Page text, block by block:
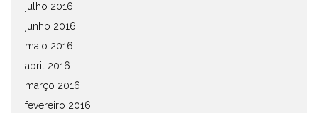
julho 2016
junho 2016
maio 2016
abril 2016
março 2016
fevereiro 2016